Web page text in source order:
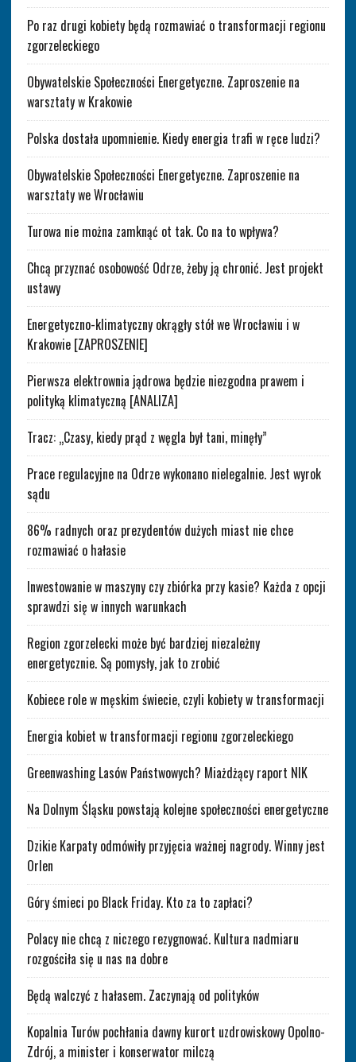
Po raz drugi kobiety będą rozmawiać o transformacji regionu
zgorzeleckiego
Obywatelskie Społeczności Energetyczne. Zaproszenie na
warsztaty w Krakowie
Polska dostała upomnienie. Kiedy energia trafi w ręce ludzi?
Obywatelskie Społeczności Energetyczne. Zaproszenie na
warsztaty we Wrocławiu
Turowa nie można zamknąć ot tak. Co na to wpływa?
Chcą przyznać osobowość Odrze, żeby ją chronić. Jest projekt
ustawy
Energetyczno-klimatyczny okrągły stół we Wrocławiu i w
Krakowie [ZAPROSZENIE]
Pierwsza elektrownia jądrowa będzie niezgodna prawem i
polityką klimatyczną [ANALIZA]
Tracz: „Czasy, kiedy prąd z węgla był tani, minęły”
Prace regulacyjne na Odrze wykonano nielegalnie. Jest wyrok
sądu
86% radnych oraz prezydentów dużych miast nie chce
rozmawiać o hałasie
Inwestowanie w maszyny czy zbiórka przy kasie? Każda z opcji
sprawdzi się w innych warunkach
Region zgorzelecki może być bardziej niezależny
energetycznie. Są pomysły, jak to zrobić
Kobiece role w męskim świecie, czyli kobiety w transformacji
Energia kobiet w transformacji regionu zgorzeleckiego
Greenwashing Lasów Państwowych? Miażdżący raport NIK
Na Dolnym Śląsku powstają kolejne społeczności energetyczne
Dzikie Karpaty odmówiły przyjęcia ważnej nagrody. Winny jest
Orlen
Góry śmieci po Black Friday. Kto za to zapłaci?
Polacy nie chcą z niczego rezygnować. Kultura nadmiaru
rozgościła się u nas na dobre
Będą walczyć z hałasem. Zaczynają od polityków
Kopalnia Turów pochłania dawny kurort uzdrowiskowy Opolno-
Zdrój, a minister i konserwator milczą